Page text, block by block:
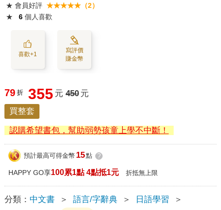
★ 會員好評 ★★★★★（2）
★
6 個人喜歡
喜歡+1
寫評價
賺金幣
79 折 355 元 450 元
買整套
認購希望書包，幫助弱勢孩童上學不中斷！
預計最高可得金幣 15點 ?
HAPPY GO享100累1點 4點抵1元 折抵無上限
分類： 中文書 ＞ 語言/字辭典 ＞ 日語學習
＞